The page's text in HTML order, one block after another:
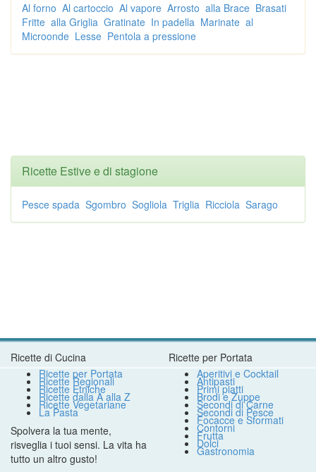
Al forno Al cartoccio Al vapore Arrosto alla Brace Brasati
Fritte alla Griglia Gratinate In padella Marinate al
Microonde Lesse Pentola a pressione
Ricette Estive e di stagione
Pesce spada Sgombro Sogliola Triglia Ricciola Sarago
Ricette di Cucina
Ricette per Portata
Ricette Regionali
Ricette Etniche
Ricette dalla A alla Z
Ricette Vegetariane
La Pasta
Spolvera la tua mente,
risveglia i tuoi sensi. La vita ha
tutto un altro gusto!
Ricette per Portata
Aperitivi e Cocktail
Antipasti
Primi piatti
Brodi e Zuppe
Secondi di Carne
Secondi di Pesce
Focacce e Sformati
Contorni
Frutta
Dolci
Gastronomia